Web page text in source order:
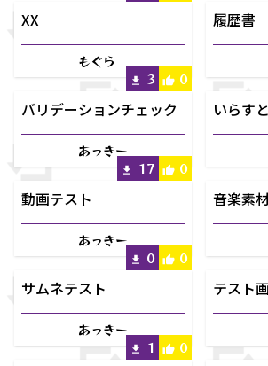
XX
もぐら
履歴書
3
0
バリデーションチェック
あっきー
いらす
17
0
動画テスト
あっきー
音楽素
0
0
サムネテスト
あっきー
テスト
1
0